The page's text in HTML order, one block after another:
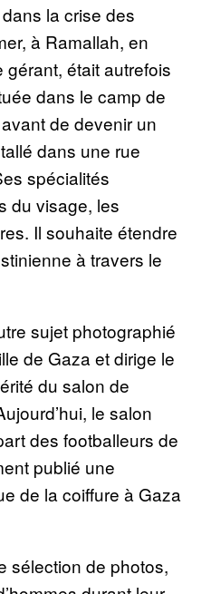
la crise des
à Ramallah, en
gérant, était autrefois
dans le camp de
de devenir un
dans une rue
spécialités
du visage, les
Il souhaite étendre
à travers le
sujet photographié
de Gaza et dirige le
du salon de
le salon
des footballeurs de
publié une
de la coiffure à Gaza
sélection de photos,